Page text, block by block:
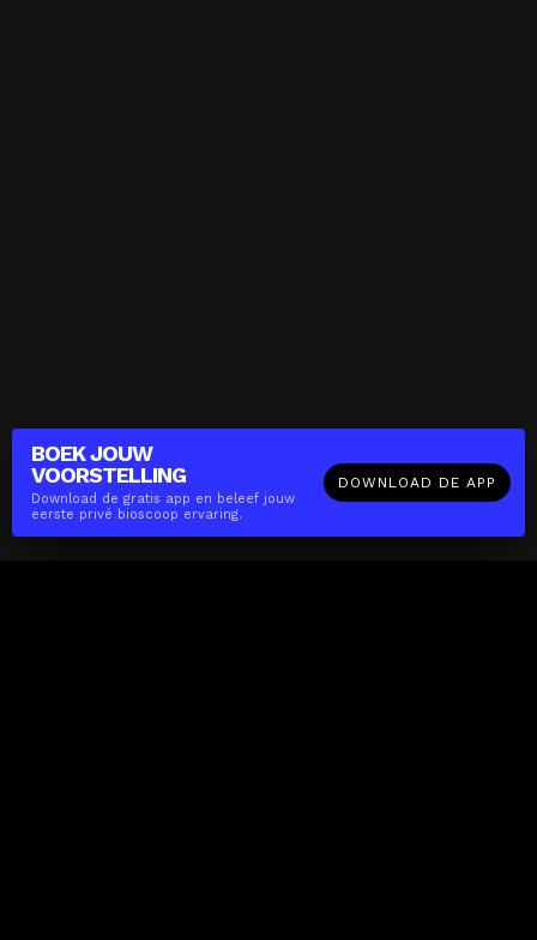
BOEK JOUW
VOORSTELLING
Download de gratis app en beleef jouw
eerste privé bioscoop ervaring.
DOWNLOAD DE APP